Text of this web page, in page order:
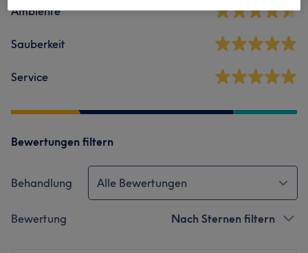
Ambiente
Sauberkeit
Service
Bewertungen filtern
Behandlung Alle Bewertungen
Bewertung Nach Sternen filtern